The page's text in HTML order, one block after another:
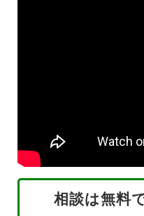
相談は無料